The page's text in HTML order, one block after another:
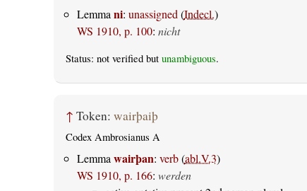
Lemma ni: unassigned (Indecl.)
WS 1910, p. 100: nicht
Status: not verified but unambiguous.
↑ Token: wairþaiþ
Codex Ambrosianus A
Lemma wairþan: verb(abl.V.3)
WS 1910, p. 166: werden